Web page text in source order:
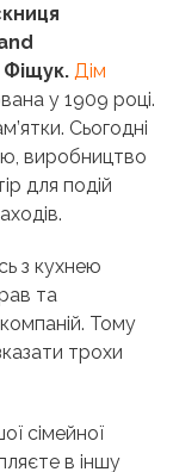
Дім
у 1909 році.
Сьогодні
виробництво
для подій
з кухнею
та
Тому
трохи
сімейної
в іншу